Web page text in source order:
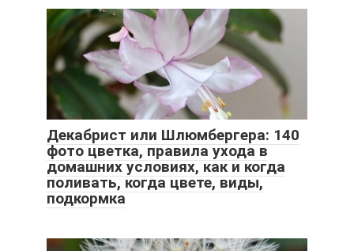
Декабрист или Шлюмбергера: 140
фото цветка, правила ухода в
домашних условиях, как и когда
поливать, когда цвете, виды,
подкормка